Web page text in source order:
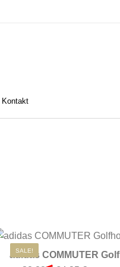
Kontakt
weist mehrere
SALE!
adidas COMMUTER